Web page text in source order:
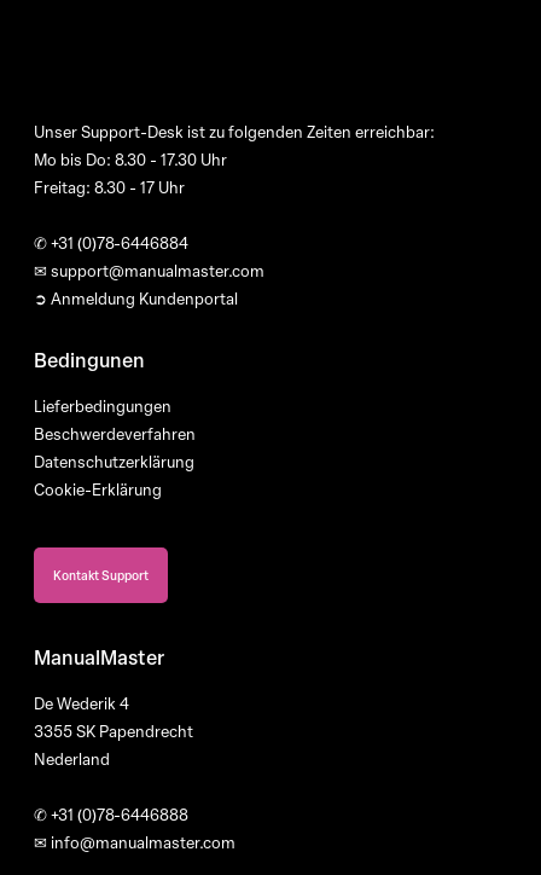
Unser Support-Desk ist zu folgenden Zeiten erreichbar:
Mo bis Do: 8.30 - 17.30 Uhr
Freitag: 8.30 - 17 Uhr
✆+31 (0)78-6446884
✉ support@manualmaster.com
➲ Anmeldung Kundenportal
Bedingunen
Lieferbedingungen
Beschwerdeverfahren
Datenschutzerklärung
Cookie-Erklärung
Kontakt Support
ManualMaster
De Wederik 4
3355 SK Papendrecht
Nederland
✆+31 (0)78-6446888
✉ info@manualmaster.com